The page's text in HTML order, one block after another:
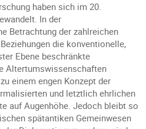
haben sich im 20.
In der
Betrachtung der zahlreichen
die konventionelle,
Ebene beschränkte
Altertumswissenschaften
einem engen Konzept der
und letztlich ehrlichen
auf Augenhöhe. Jedoch bleibt so
spätantiken Gemeinwesen